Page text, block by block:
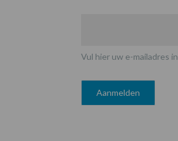
Vul hier uw e-mailadres in